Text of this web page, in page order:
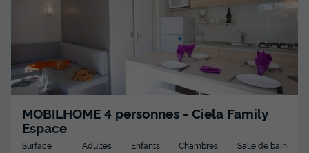
MOBILHOME 4 personnes - Ciela Family
Espace
Surface Adultes Enfants Chambres Salle de bain